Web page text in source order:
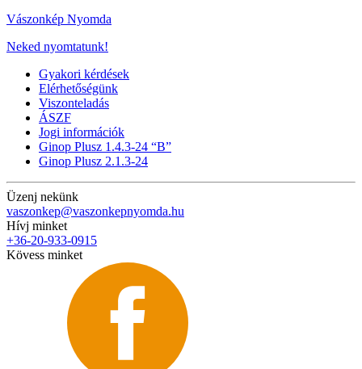
Vászonkép Nyomda
Neked nyomtatunk!
Gyakori kérdések
Elérhetőségünk
Viszonteladás
ÁSZF
Jogi információk
Ginop Plusz 1.4.3-24 “B”
Ginop Plusz 2.1.3-24
Üzenj nekünk
vaszonkep@vaszonkepnyomda.hu
Hívj minket
+36-20-933-0915
Kövess minket